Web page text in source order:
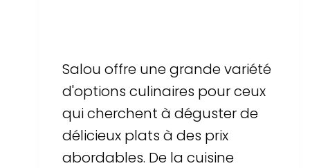
Salou offre une grande variété
d'options culinaires pour ceux
qui cherchent à déguster de
délicieux plats à des prix
abordables. De la cuisine